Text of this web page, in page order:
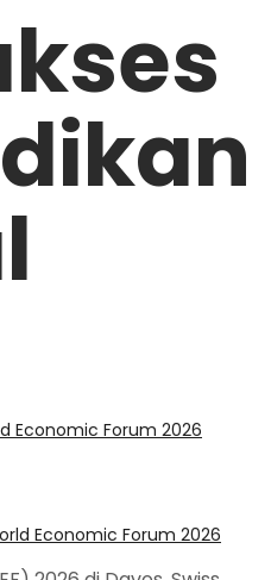
Economic Forum 2026